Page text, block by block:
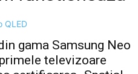
gama Samsung Neo
televizoare